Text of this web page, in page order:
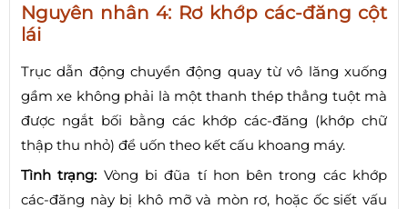
Nguyên nhân 4: Rơ khớp các-đăng cột
lái
Trục dẫn động chuyển động quay từ vô lăng xuống
gầm xe không phải là một thanh thép thẳng tuột mà
được ngắt bối bằng các khớp các-đăng (khớp chữ
thập thu nhỏ) để uốn theo kết cấu khoang máy.
Tình trạng: Vòng bi đũa tí hon bên trong các khớp
các-đăng này bị khô mỡ và mòn rơ, hoặc ốc siết vấu